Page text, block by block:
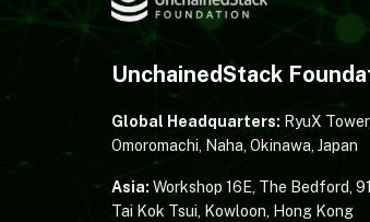
UnchainedStack
Global Headquarters: RyuX
Omoromachi, Naha, Okinawa, Japan
Asia: Workshop 16E, The Bedford,
Tai Kok Tsui, Kowloon, Hong Kong